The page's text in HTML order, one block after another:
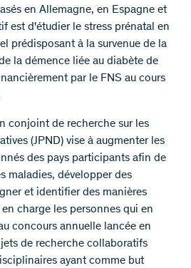
en Allemagne, en Espagne et
est d'étudier le stress prénatal en
prédisposant à la survenue de la
la démence liée au diabète de
par le FNS au cours
conjoint de recherche sur les
(JPND) vise à augmenter les
des pays participants afin de
maladies, développer des
et identifier des manières
charge les personnes qui en
concours annuelle lancée en
de recherche collaboratifs
ayant comme but